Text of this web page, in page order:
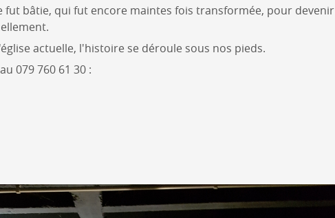
fut bâtie, qui fut encore maintes fois transformée, pour devenir
actuelle, l'histoire se déroule sous nos pieds.
079 760 61 30 :